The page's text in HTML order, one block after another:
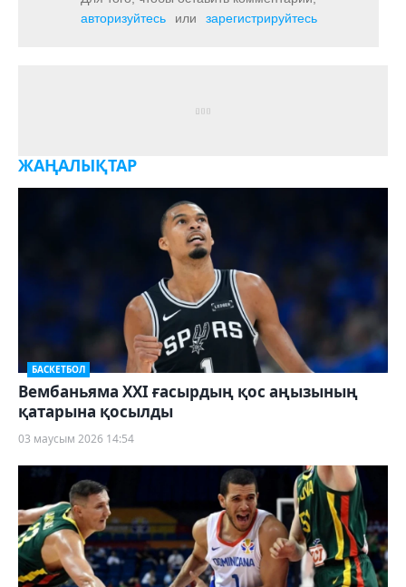
авторизуйтесь
или зарегистрируйтесь
ЖАҢАЛЫҚТАР
БАСКЕТБОЛ
Вембаньяма ХХІ ғасырдың қос аңызының
қатарына қосылды
03 маусым 2026 14:54